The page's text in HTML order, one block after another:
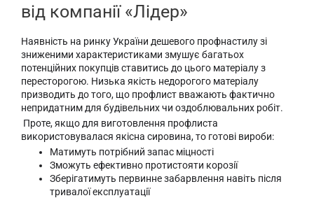
від компанії «Лідер»
Наявність на ринку України дешевого профнастилу зі
зниженими характеристиками змушує багатьох
потенційних покупців ставитись до цього матеріалу з
пересторогою. Низька якість недорогого матеріалу
призводить до того, що профлист вважають фактично
непридатним для будівельних чи оздоблювальних робіт.
Проте, якщо для виготовлення профлиста
використовувалася якісна сировина, то готові вироби:
Матимуть потрібний запас міцності
Зможуть ефективно протистояти корозії
Зберігатимуть первинне забарвлення навіть після
тривалої експлуатації